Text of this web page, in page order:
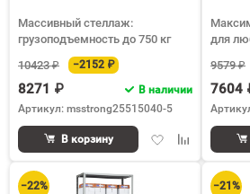
Массивный стеллаж:
грузоподъемность до 750 кг
10423 ₽
−2152 ₽
8271 ₽
В наличии
Артикул: msstrong25515040-5
ДобавитьДобавить
сравнению
В корзину
для
9579 ₽
7604
−22% −21%